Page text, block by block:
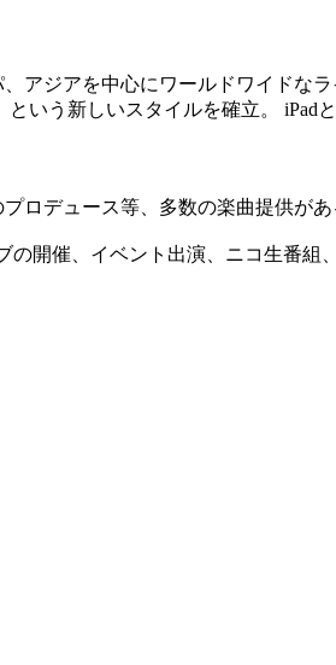
アジアを中心にワールドワイドな
いう新しいスタイルを確立。
ロデュース等、多数の楽曲提供があ
開催、イベント出演、ニコ生番